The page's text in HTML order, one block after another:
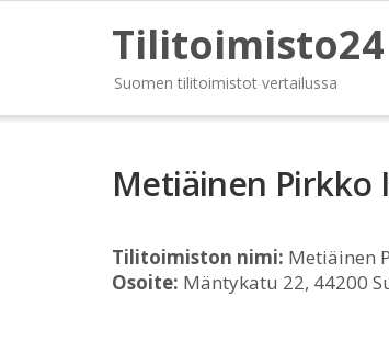
Tilitoimisto24
Suomen tilitoimistot vertailussa
Metiäinen Pirkko
Tilitoimiston nimi: Metiäinen
Osoite: Mäntykatu 22, 44200